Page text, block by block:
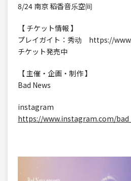
8/24 南京 稻香音乐空间
【 チケット情報 】
プレイガイト：秀动 https://
チケット発売中
【 主催・企画・制作 】
Bad News
instagram
https://www.instagram.com/